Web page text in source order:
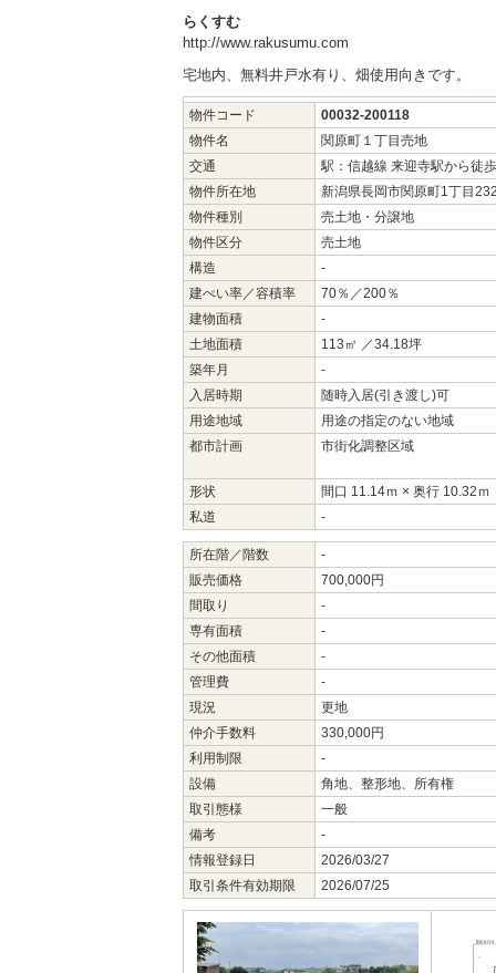
らくすむ
http://www.rakusumu.com
宅地内、無料井戸水有り、畑使用向きです。
物件コード
00032-200118
物件名
関原町１丁目売地
交通
駅：信越線 来迎寺駅から徒
物件所在地
新潟県長岡市関原町1丁目
物件種別
売土地・分譲地
物件区分
売土地
構造
-
建ぺい率／容積率
70％／200％
建物面積
-
土地面積
113㎡ ／34.18坪
築年月
-
入居時期
随時入居(引き渡し)可
用途地域
用途の指定のない地域
都市計画
市街化調整区域
形状
間口 11.14ｍ × 奥行 10.32ｍ
私道
-
所在階／階数
-
販売価格
700,000円
間取り
-
専有面積
-
その他面積
-
管理費
-
現況
更地
仲介手数料
330,000円
利用制限
-
設備
角地、整形地、所有権
取引態様
一般
備考
-
情報登録日
2026/03/27
取引条件有効期限
2026/07/25